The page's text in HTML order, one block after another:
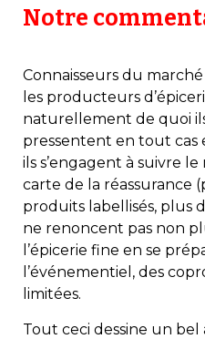
Notre
Connaisseurs du
les producteurs
naturellement de quoi
pressentent en tout cas
ils s’engagent à suivre
carte de la réassurance
produits labellisés, plus
ne renoncent pas non
l’épicerie fine en se
l’événementiel, des
limitées.
Tout ceci dessine un